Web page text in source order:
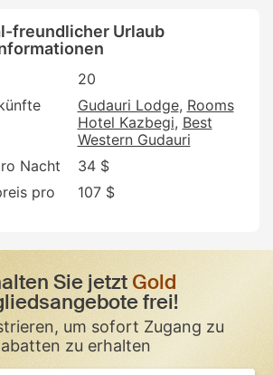
freundlicher Urlaub
20
Gudauri Lodge Rooms
Hotel Kazbegi Best
Western Gudauri
Nacht
34 $
pro
107 $
Sie jetzt Gold
frei!
um sofort Zugang zu
zu erhalten